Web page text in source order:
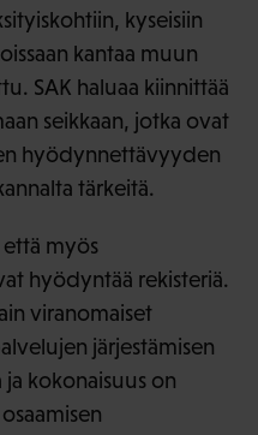
kyseisiin
kantaa muun
SAK haluaa kiinnittää
seikkaan, jotka ovat
hyödynnettävyyden
tärkeitä.
että myös
hyödyntää rekisteriä.
viranomaiset
järjestämisen
kokonaisuus on